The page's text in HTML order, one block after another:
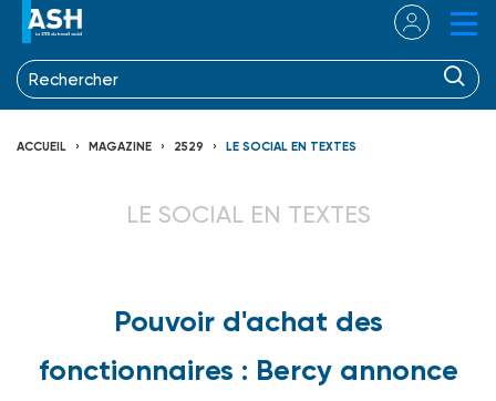
ACCUEIL MAGAZINE 2529 LE SOCIAL EN TEXTES
LE SOCIAL EN TEXTES
Pouvoir d'achat des
fonctionnaires : Bercy annonce